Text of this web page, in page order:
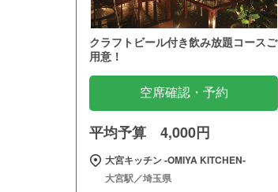
クラフトビール付き飲み放題コースご
用意！
空席確認・予約
平均予算 4,000円
大宮キッチン ‐OMIYA KITCHEN‐
大宮駅／埼玉県